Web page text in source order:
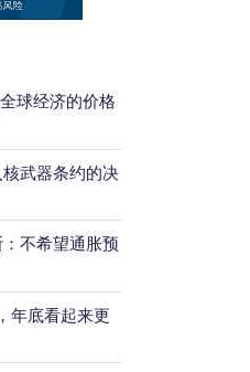
球经济的价格
武器条约的决
不希望通胀预
年底看起来更